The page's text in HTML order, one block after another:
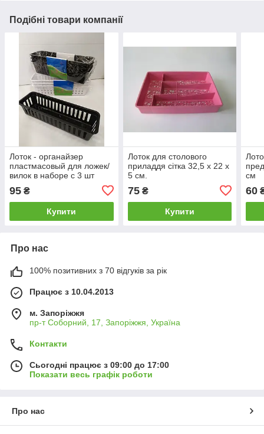
Подібні товари компанії
Лоток - органайзер
пластмасовый для ложек/
вилок в наборе с 3 шт
95 ₴
Купити
Лоток для столового
приладдя сітка 32,5 х 22 х
5 см.
75₴
Купити
см
60
Про нас
100% позитивних з 70 відгуків за рік
Працює з 10.04.2013
м. Запоріжжя
пр-т Соборний, 17, Запоріжжя, Україна
Контакти
Сьогодні працює з 09:00 до 17:00
Показати весь графік роботи
Про нас